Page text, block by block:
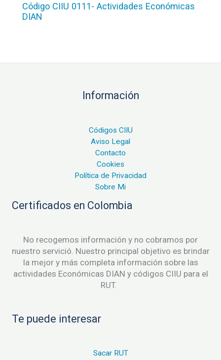
Código CIIU 0111- Actividades Económicas
DIAN
Información
Códigos CIIU
Aviso Legal
Contacto
Cookies
Política de Privacidad
Sobre Mi
Certificados en Colombia
No recogemos información y no cobramos por
nuestro servició. Nuestro principal objetivo es brindar
la mejor y más completa información sobre las
actividades Económicas DIAN y códigos CIIU para el
RUT.
Te puede interesar
Sacar RUT